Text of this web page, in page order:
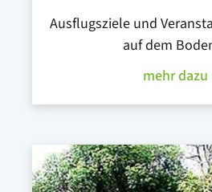
Ausflugsziele und
auf dem
mehr dazu